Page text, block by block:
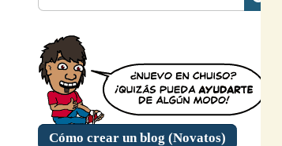
Cómo crear un blog (Novatos)